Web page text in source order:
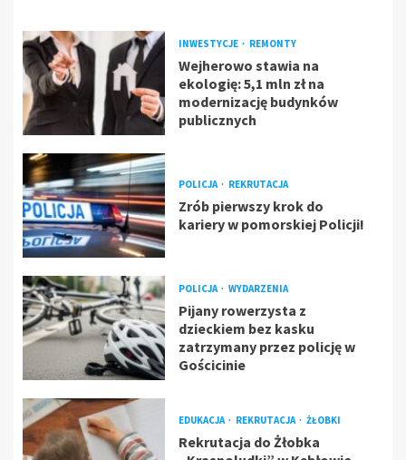
INWESTYCJE REMONTY
Wejherowo stawia na
ekologię: 5,1 mln zł na
modernizację budynków
publicznych
POLICJA REKRUTACJA
Zrób pierwszy krok do
kariery w pomorskiej Policji!
POLICJA WYDARZENIA
Pijany rowerzysta z
dzieckiem bez kasku
zatrzymany przez policję w
Gościcinie
EDUKACJA REKRUTACJA ŻŁOBKI
Rekrutacja do Żłobka